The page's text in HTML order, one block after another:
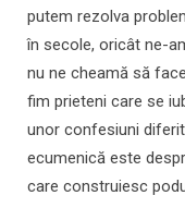
putem rezolva
în secole, oricât ne-
nu ne cheamă să
fim prieteni care se
unor confesiuni
ecumenică este
care construiesc